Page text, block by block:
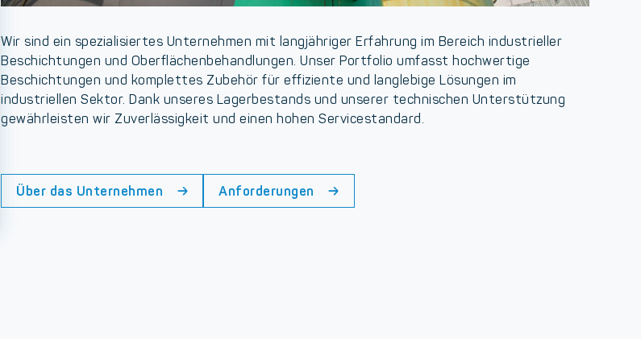
Wir sind ein spezialisiertes Unternehmen mit langjähriger Erfahrung im Bereich industrieller
Beschichtungen und Oberflächenbehandlungen. Unser Portfolio umfasst hochwertige
Beschichtungen und komplettes Zubehör für effiziente und langlebige Lösungen im
industriellen Sektor. Dank unseres Lagerbestands und unserer technischen Unterstützung
gewährleisten wir Zuverlässigkeit und einen hohen Servicestandard.
Über das Unternehmen Anforderungen